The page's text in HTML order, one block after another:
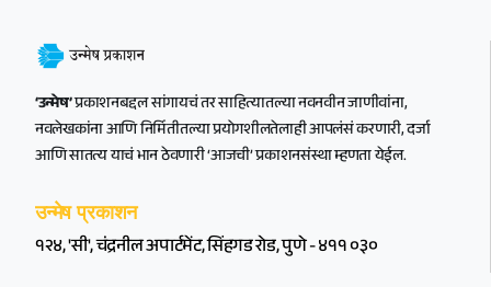
‘उन्मेष’प्रकाशनबद्दल सांगायचं तर साहित्यातल्या नवनवीन जाणीवांना,
नवलेखकांना आणि निर्मितीतल्या प्रयोगशीलतेलाही आपलंसं करणारी, दर्जा
आणि सातत्य याचं भान ठेवणारी ‘आजची’ प्रकाशनसंस्था म्हणता येईल.
उन्मेष प्रकाशन
१२४, 'सी', चंद्रनील अपार्टमेंट, सिंहगड रोड, पुणे - ४११ ०३०